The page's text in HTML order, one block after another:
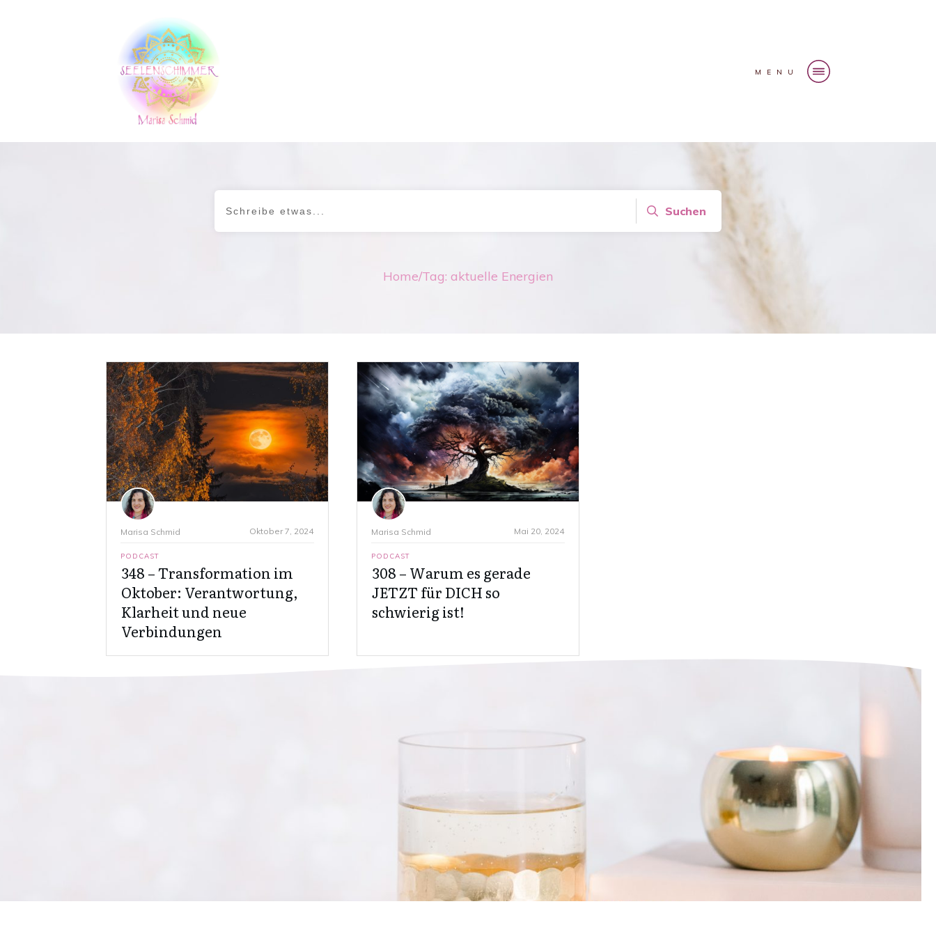
MENU
Suchen
Home/Tag: aktuelle Energien
Marisa Schmid Oktober 7, 2024
PODCAST
348 – Transformation im
Oktober: Verantwortung,
Klarheit und neue
Verbindungen
Marisa Schmid Mai 20, 2024
PODCAST
308 – Warum es gerade
JETZT für DICH so
schwierig ist!